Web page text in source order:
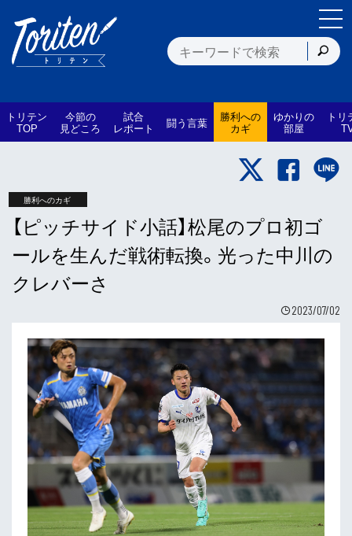
トリテン
TOP
今節の
見どころ
試合
レポート 闘う言葉 勝利への
カギ
ゆかりの
部屋
トリ
勝利へのカギ
【ピッチサイド小話】松尾のプロ初ゴ
ールを生んだ戦術転換。光った中川の
クレバーさ
2023/07/02